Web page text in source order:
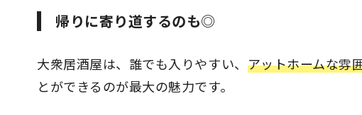
帰りに寄り道するのも◎
大衆居酒屋は、誰でも入りやすい、 アットホームな雰
とができるのが最大の魅力です。